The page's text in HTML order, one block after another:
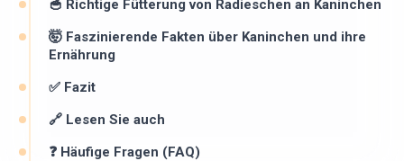
🥣 Richtige Fütterung von Radieschen an Kaninchen
🤯 Faszinierende Fakten über Kaninchen und ihre
Ernährung
✅ Fazit
🔗 Lesen Sie auch
❓ Häufige Fragen (FAQ)